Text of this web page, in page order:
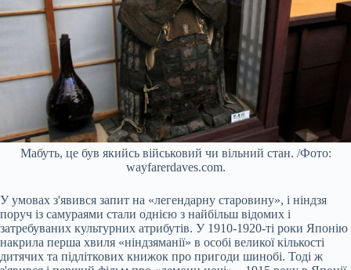
Мабуть, це був якийсь військовий чи вільний стан. /Фото:
wayfarerdaves.com.
У умовах з'явився запит на «легендарну старовину», і ніндзя
поруч із самураями стали однією з найбільш відомих і
затребуваних культурних атрибутів. У 1910-1920-ті роки Японію
накрила перша хвиля «ніндзяманії» в особі великої кількості
дитячих та підліткових книжок про пригоди шинобі. Тоді ж